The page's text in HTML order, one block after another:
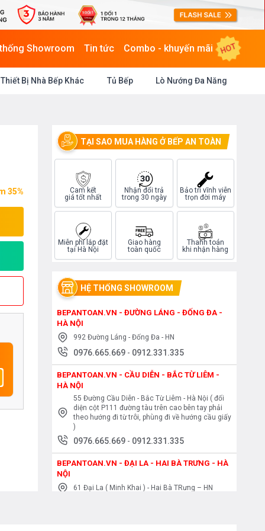
Showroom Tin tức Combo - khuyến mãi HOT
Thiết Bị Nhà Bếp Khác Tủ Bếp Lò Nướng Đa Năng
35%
TẠI SAO MUA HÀNG Ở BẾP AN TOÀN
Cam kết
giá tốt nhất
Nhận đổi trả
trong 30 ngày
Bảo trì vĩnh viễn
trọn đời máy
Miễn phí lắp đặt
tại Hà Nội
Giao hàng
toàn quốc
Thanh toán
khi nhận hàng
HỆ THỐNG SHOWROOM
BEPANTOAN.VN - ĐƯỜNG LÁNG - ĐỐNG ĐA -
HÀ NỘI
992 Đường Láng - Đống Đa - HN
0976.665.669 - 0912.331.335
BEPANTOAN.VN - CẦU DIỄN - BẮC TỪ LIÊM -
HÀ NỘI
55 Đường Cầu Diễn - Bắc Từ Liêm - Hà Nội ( đối
diện cột P111 đường tàu trên cao bên tay phải
theo hướng đi từ trôi, phùng đi về hướng cầu giấy
)
0976.665.669 - 0912.331.335
BEPANTOAN.VN - ĐẠI LA - HAI BÀ TRƯNG - HÀ
NỘI
61 Đại La ( Minh Khai ) - Hai Bà TRưng – HN